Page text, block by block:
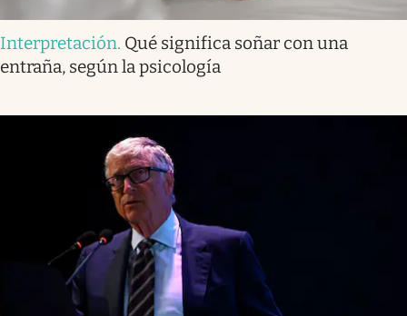
Interpretación. Qué significa soñar con una
entraña, según la psicología